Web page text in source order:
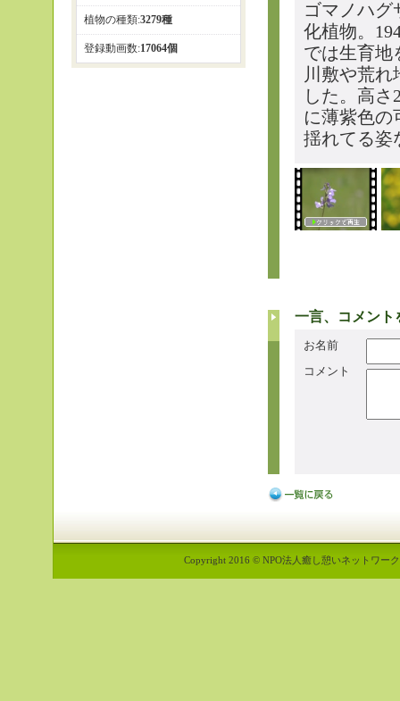
ゴマノハグ
化植物。
では生育地
川敷や荒
した。高
に薄紫色の
揺れてる姿
一言、コメント
お名前
コメント
植物の種類:3279種
登録動画数:17064個
Copyright 2016 © NPO法人癒し憩いネットワー